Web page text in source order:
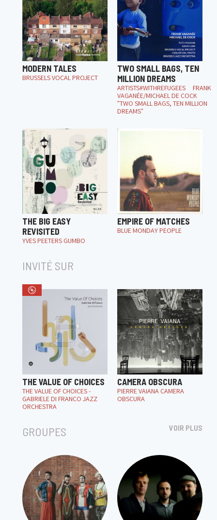
MODERN TALES
BRUSSELS VOCAL PROJECT
TWO SMALL BAGS, TEN
MILLION DREAMS
ARTISTS#WITHREFUGEES FRANK
VAGANÉE/MICHAEL DE COCK
"TWO SMALL BAGS, TEN MILLION
DREAMS"
THE BIG EASY
REVISITED
YVES PEETERS GUMBO
EMPIRE OF MATCHES
BLUE MONDAY PEOPLE
INVITÉ SUR
THE VALUE OF CHOICES
THE VALUE OF CHOICES -
GABRIELE DI FRANCO JAZZ
ORCHESTRA
CAMERA OBSCURA
PIERRE VAIANA CAMERA
OBSCURA
GROUPES VOIR PLUS